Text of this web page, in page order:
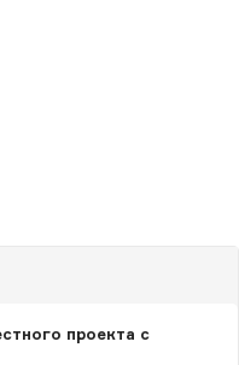
проекта с